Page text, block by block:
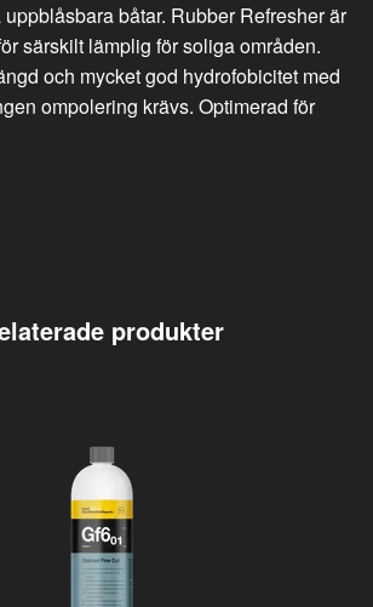
båtar. Rubber Refresher är
särskilt lämplig för soliga områden.
och mycket god hydrofobicitet med
ompolering krävs. Optimerad för